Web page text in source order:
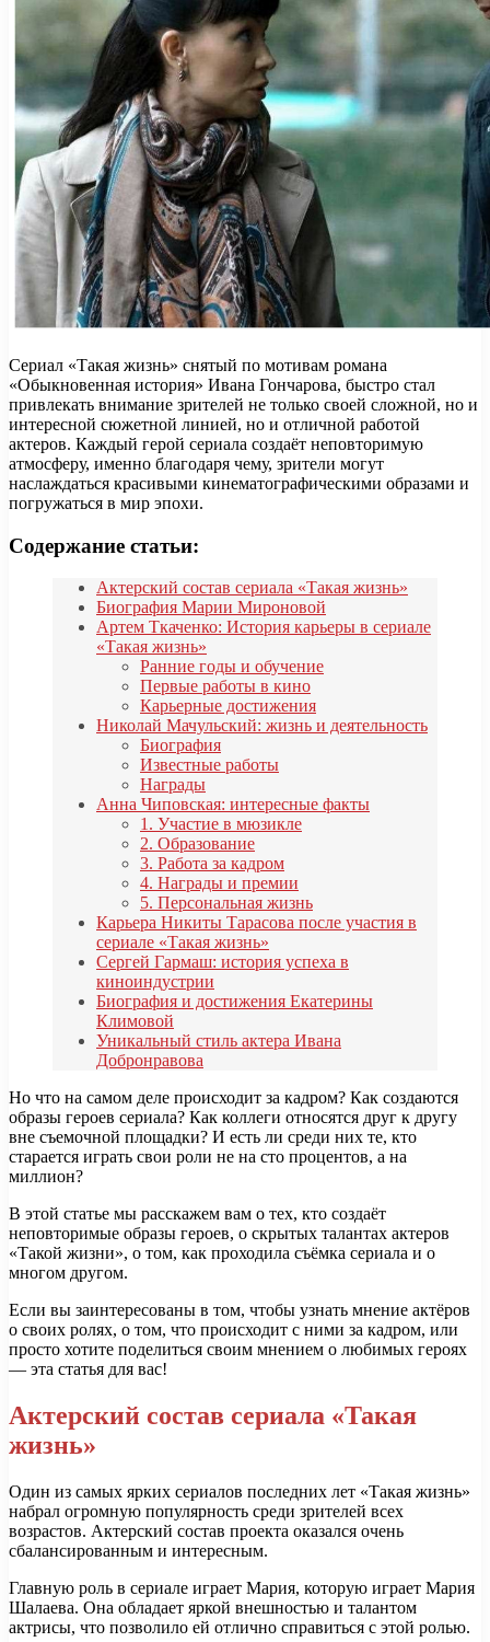
Сериал «Такая жизнь» снятый по мотивам романа
«Обыкновенная история» Ивана Гончарова, быстро стал
привлекать внимание зрителей не только своей сложной, но и
интересной сюжетной линией, но и отличной работой
актеров. Каждый герой сериала создаёт неповторимую
атмосферу, именно благодаря чему, зрители могут
наслаждаться красивыми кинематографическими образами и
погружаться в мир эпохи.
Содержание статьи:
Актерский состав сериала «Такая жизнь»
Биография Марии Мироновой
Артем Ткаченко: История карьеры в сериале
«Такая жизнь»
Ранние годы и обучение
Первые работы в кино
Карьерные достижения
Николай Мачульский: жизнь и деятельность
Биография
Известные работы
Награды
Анна Чиповская: интересные факты
1. Участие в мюзикле
2. Образование
3. Работа за кадром
4. Награды и премии
5. Персональная жизнь
Карьера Никиты Тарасова после участия в
сериале «Такая жизнь»
Сергей Гармаш: история успеха в
киноиндустрии
Биография и достижения Екатерины
Климовой
Уникальный стиль актера Ивана
Добронравова
Но что на самом деле происходит за кадром? Как создаются
образы героев сериала? Как коллеги относятся друг к другу
вне съемочной площадки? И есть ли среди них те, кто
старается играть свои роли не на сто процентов, а на
миллион?
В этой статье мы расскажем вам о тех, кто создаёт
неповторимые образы героев, о скрытых талантах актеров
«Такой жизни», о том, как проходила съёмка сериала и о
многом другом.
Если вы заинтересованы в том, чтобы узнать мнение актёров
о своих ролях, о том, что происходит с ними за кадром, или
просто хотите поделиться своим мнением о любимых героях
— эта статья для вас!
Актерский состав сериала «Такая
жизнь»
Один из самых ярких сериалов последних лет «Такая жизнь»
набрал огромную популярность среди зрителей всех
возрастов. Актерский состав проекта оказался очень
сбалансированным и интересным.
Главную роль в сериале играет Мария, которую играет Мария
Шалаева. Она обладает яркой внешностью и талантом
актрисы, что позволило ей отлично справиться с этой ролью.